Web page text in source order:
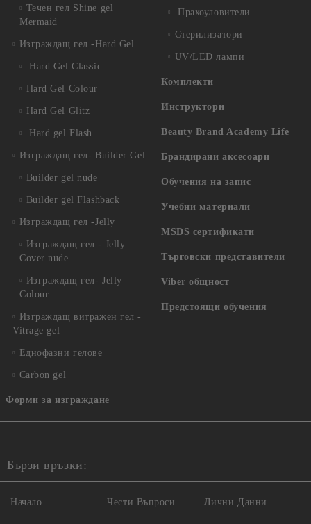
Течен гел Shine gel
Mermaid
Изграждащ гел -Hard Gel
Hard Gel Classic
Hard Gel Colour
Hard Gel Glitz
Hard gel Flash
Изграждащ гел- Builder Gel
Builder gel nude
Builder gel Flashback
Изграждащ гел -Jelly
Изграждащ гел - Jelly
Cover nude
Изграждащ гел- Jelly
Colour
Изграждащ витражен гел -
Vitrage gel
Еднофазни гелове
Carbon gel
Форми за изграждане
Прахоуловители
Стерилизатори
UV/LED лампи
Комплекти
Инструктори
Beauty Brand Academy Life
Брандирани аксесоари
Обучения на запис
Учебни материали
MSDS сертификати
Търговски представители
Viber общност
Предстоящи обучения
Бързи връзки:
Начало Чести Въпроси Лични Данни